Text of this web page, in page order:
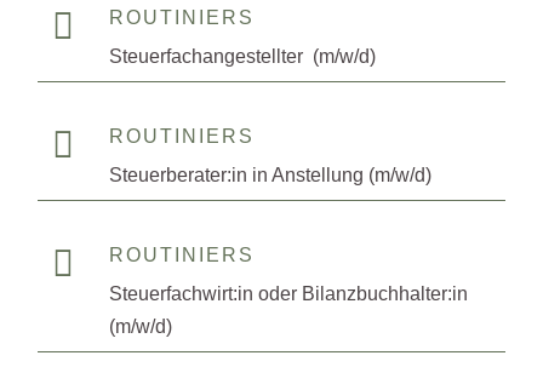

ROUTINIERS
Steuerfachangestellter (m/w/d)

ROUTINIERS
Steuerberater:in in Anstellung (m/w/d)

ROUTINIERS
Steuerfachwirt:in oder Bilanzbuchhalter:in
(m/w/d)